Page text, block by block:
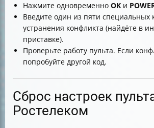
Нажмите одновременно OK и
Введите один из пяти специальных
устранения конфликта (найдёте в
приставке).
Проверьте работу пульта. Если
попробуйте другой код.
Сброс настроек
Ростелеком